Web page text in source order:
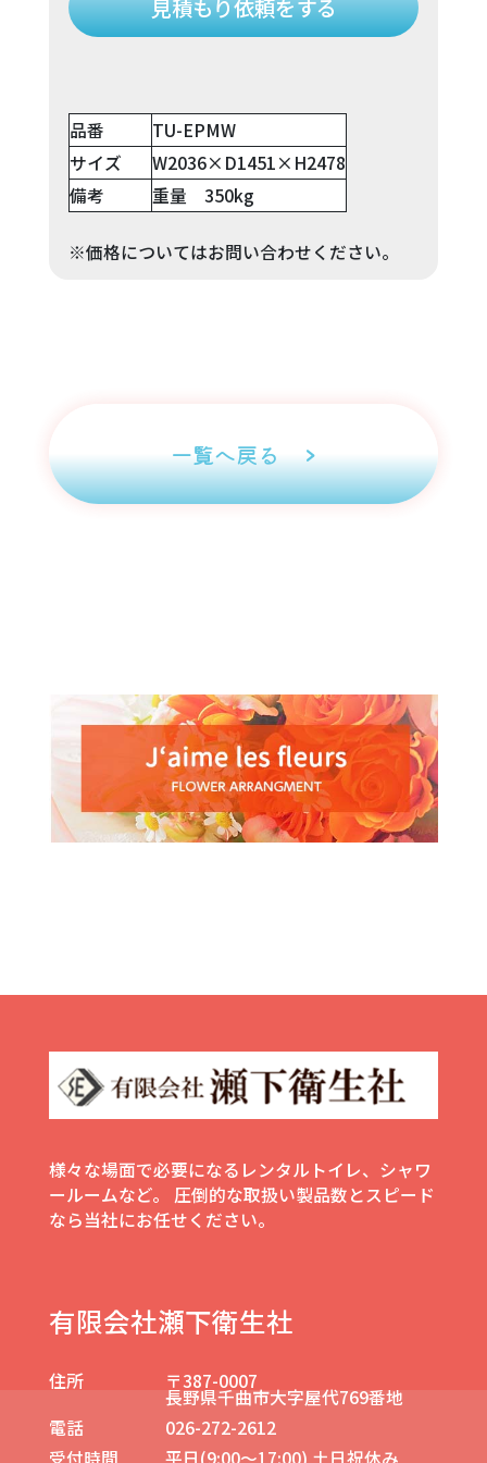
見積もり依頼をする
品番
TU-EPMW
サイズ
W2036×D1451×H2478
備考
重量 350kg
※価格についてはお問い合わせください。
一覧へ戻る
様々な場面で必要になるレンタルトイレ、シャワ
ールームなど。 圧倒的な取扱い製品数とスピード
なら当社にお任せください。
有限会社瀬下衛生社
住所 〒387-0007
長野県千曲市大字屋代769番地
電話
026-272-2612